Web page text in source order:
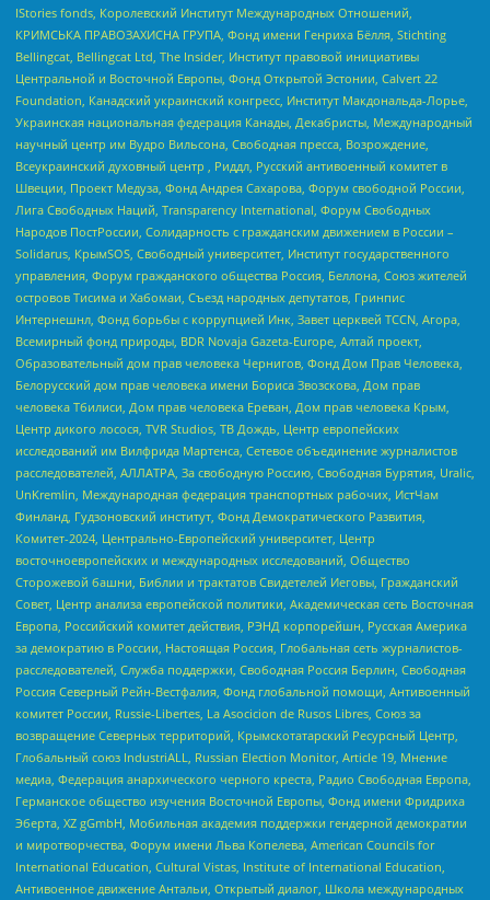
IStories fonds, Королевский Институт Международных Отношений,
КРИМСЬКА ПРАВОЗАХИСНА ГРУПА, Фонд имени Генриха Бёлля, Stichting
Bellingcat, Bellingcat Ltd, The Insider, Институт правовой инициативы
Центральной и Восточной Европы, Фонд Открытой Эстонии, Calvert 22
Foundation, Канадский украинский конгресс, Институт Макдональда-Лорье,
Украинская национальная федерация Канады, Декабристы, Международный
научный центр им Вудро Вильсона, Свободная пресса, Возрождение,
Всеукраинский духовный центр , Риддл, Русский антивоенный комитет в
Швеции, Проект Медуза, Фонд Андрея Сахарова, Форум свободной России,
Лига Свободных Наций, Transparеncy International, Форум Свободных
Народов ПостРоссии, Солидарность с гражданским движением в России –
Solidarus, КрымSOS, Свободный университет, Институт государственного
управления, Форум гражданского общества Россия, Беллона, Союз жителей
островов Тисима и Хабомаи, Съезд народных депутатов, Гринпис
Интернешнл, Фонд борьбы с коррупцией Инк, Завет церквей TCCN, Агора,
Всемирный фонд природы, BDR Novaja Gazeta-Europe, Алтай проект,
Образовательный дом прав человека Чернигов, Фонд Дом Прав Человека,
Белорусский дом прав человека имени Бориса Звозскова, Дом прав
человека Тбилиси, Дом прав человека Ереван, Дом прав человека Крым,
Центр дикого лосося, TVR Studios, ТВ Дождь, Центр европейских
исследований им Вилфрида Мартенса, Сетевое объединение журналистов
расследователей, АЛЛАТРА, За свободную Россию, Свободная Бурятия, Uralic,
UnKremlin, Международная федерация транспортных рабочих, ИстЧам
Финланд, Гудзоновский институт, Фонд Демократического Развития,
Комитет-2024, Центрально-Европейский университет, Центр
восточноевропейских и международных исследований, Общество
Сторожевой башни, Библии и трактатов Свидетелей Иеговы, Гражданский
Совет, Центр анализа европейской политики, Академическая сеть Восточная
Европа, Российский комитет действия, РЭНД корпорейшн, Русская Америка
за демократию в России, Настоящая Россия, Глобальная сеть журналистов-
расследователей, Служба поддержки, Свободная Россия Берлин, Свободная
Россия Северный Рейн-Вестфалия, Фонд глобальной помощи, Антивоенный
комитет России, Russie-Libertes, La Asocicion de Rusos Libres, Союз за
возвращение Северных территорий, Крымскотатарский Ресурсный Центр,
Глобальный союз IndustriALL, Russian Election Monitor, Article 19, Мнение
медиа, Федерация анархического черного креста, Радио Свободная Европа,
Германское общество изучения Восточной Европы, Фонд имени Фридриха
Эберта, XZ gGmbH, Мобильная академия поддержки гендерной демократии
и миротворчества, Форум имени Льва Копелева, American Councils for
International Education, Cultural Vistas, Institute of International Education,
Антивоенное движение Антальи, Открытый диалог, Школа международных